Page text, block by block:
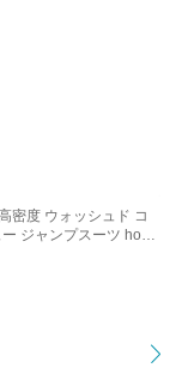
密度 ウォッシュド コ
ー ジャンプスーツ ho-2